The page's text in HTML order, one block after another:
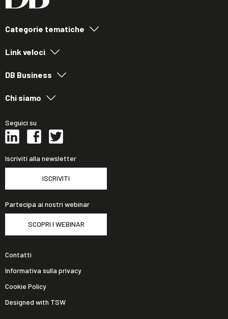
Categorie tematiche
Link veloci
DB Business
Chi siamo
Seguici su
Iscriviti alla newsletter
ISCRIVITI
Partecipa ai nostri webinar
SCOPRI I WEBINAR
Contatti
Informativa sulla privacy
Cookie Policy
Designed with TSW